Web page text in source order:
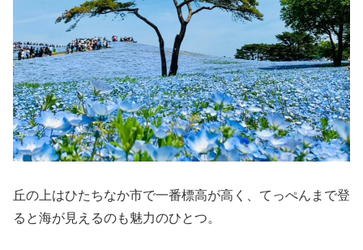
丘の上はひたちなか市で一番標高が高く、てっぺんまで登
ると海が見えるのも魅力のひとつ。